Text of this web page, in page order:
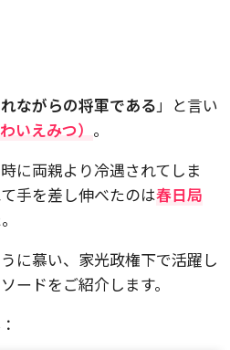
ながらの将軍である」と言い
いえみつ） 。
に両親より冷遇されてしま
手を差し伸べたのは春日局
に慕い、家光政権下で活躍し
ードをご紹介します。